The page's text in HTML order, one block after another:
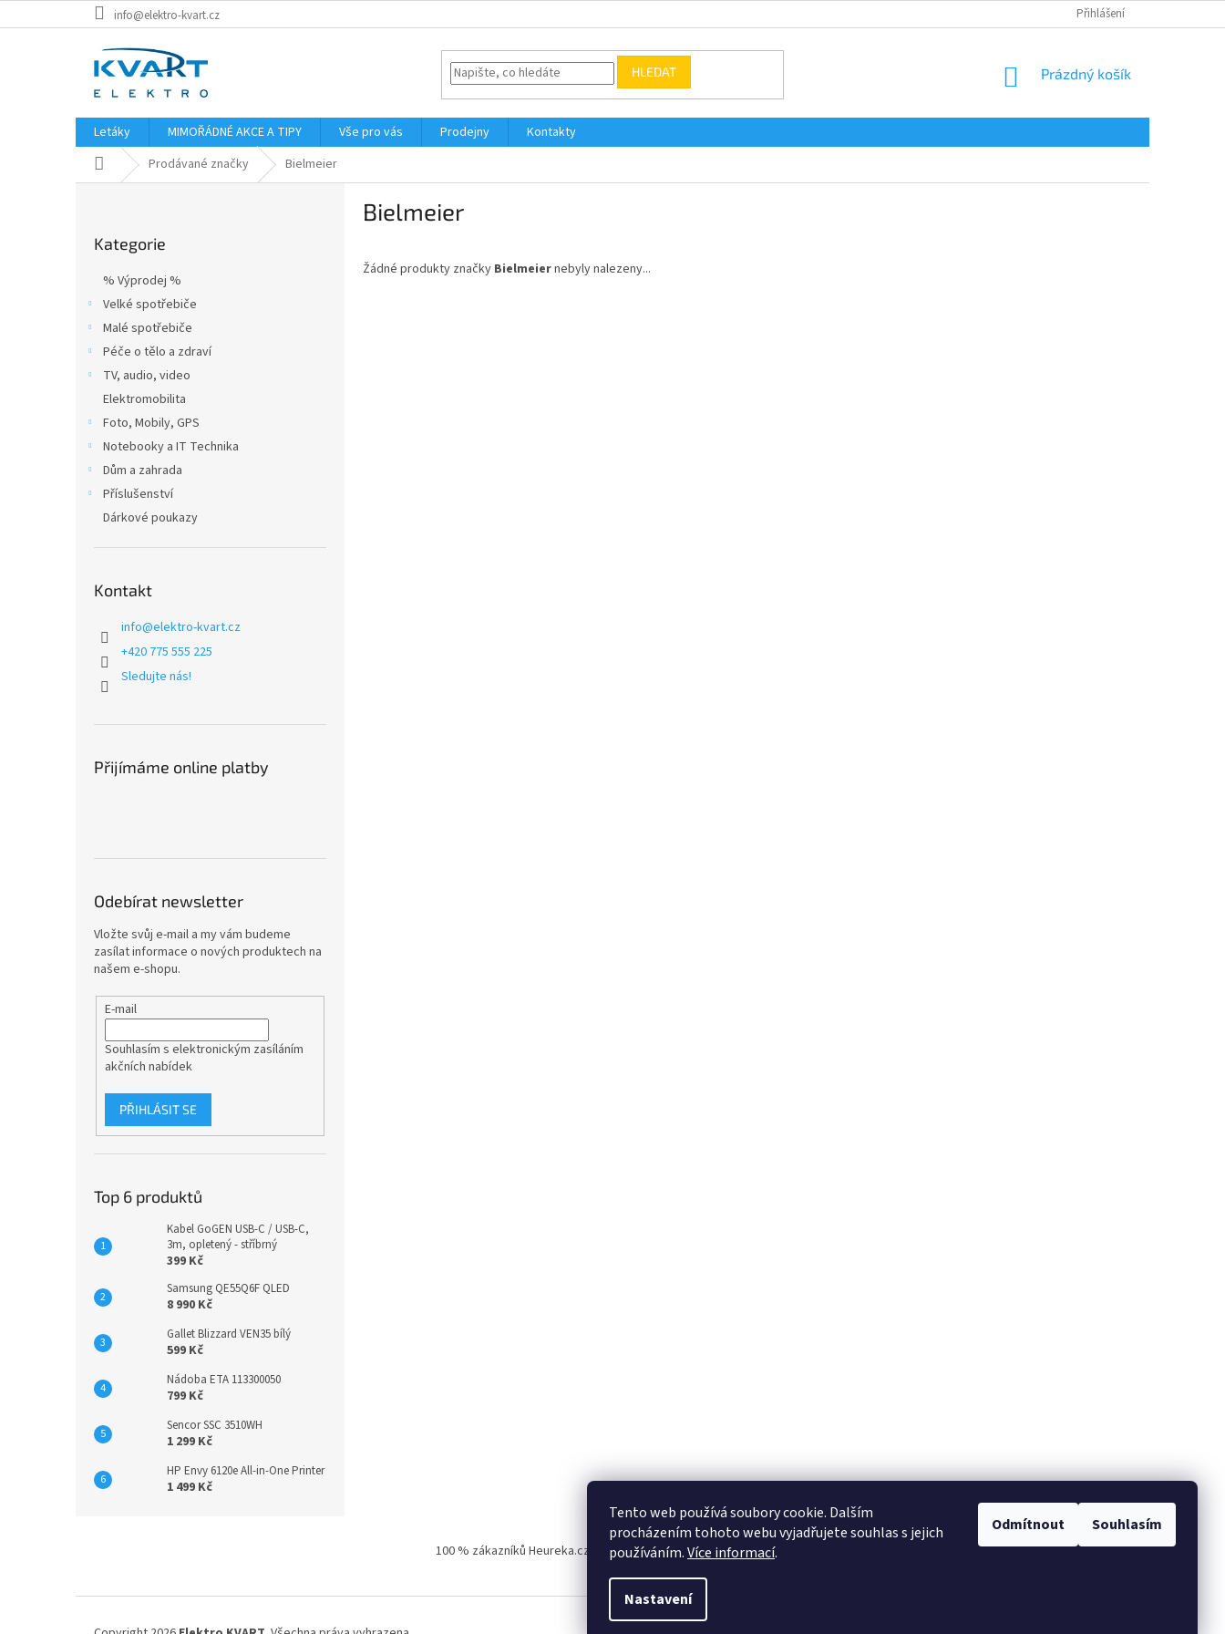
Tento web používá soubory cookie. Dalším
procházením tohoto webu vyjadřujete souhlas s jejich
používáním.Více informací.
Nastavení
Odmítnout Souhlasím
na
info@elektro-kvart.cz Přihlášení
HLEDAT
NÁKUPNÍ
Prázdný košík
Letáky MIMOŘÁDNÉ AKCE A TIPY Vše pro vás Prodejny
Kontakty
Domů Prodávané značky Bielmeier
kategorie
Kategorie
% Výprodej %
Velké spotřebiče
Malé spotřebiče
Péče o tělo a zdraví
TV, audio, video
Elektromobilita
Foto, Mobily, GPS
Notebooky a IT Technika
Dům a zahrada
Příslušenství
Dárkové poukazy
Kontakt
info@elektro-kvart.cz
+420 775 555 225
Sledujte nás!
Přijímáme online platby
Odebírat newsletter
Vložte svůj e-mail a my vám budeme
zasílat informace o nových produktech na
našem e-shopu.
E-mail
Souhlasím s elektronickým zasíláním
akčních nabídek
PŘIHLÁSIT SE
Top 6 produktů
Kabel GoGEN USB-C / USB-C,
3m, opletený - stříbrný
399 Kč
Samsung QE55Q6F QLED
8 990 Kč
Gallet Blizzard VEN35 bílý
599 Kč
Nádoba ETA 113300050
799 Kč
Sencor SSC 3510WH
1 299 Kč
HP Envy 6120e All-in-One Printer
1 499 Kč
Bielmeier
Žádné produkty značky Bielmeiernebyly nalezeny...
100 % zákazníků Heureka.cz nás doporučuje! Zboží.cz Firmy.cz